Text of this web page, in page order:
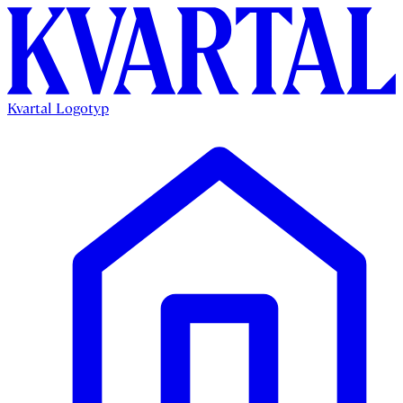
Kvartal Logotyp